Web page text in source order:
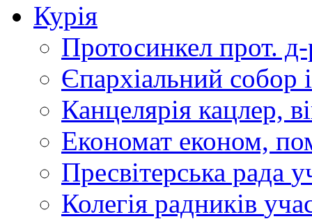
Курія
Протосинкел прот.
Єпархіальний собор
Канцелярія кацлер,
Економат економ,
Пресвітерська рада
Колегія радників